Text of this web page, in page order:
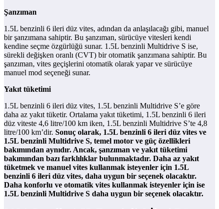
Şanzıman
1.5L benzinli 6 ileri düz vites, adından da anlaşılacağı gibi, manuel
bir şanzımana sahiptir. Bu şanzıman, sürücüye vitesleri kendi
kendine seçme özgürlüğü sunar. 1.5L benzinli Multidrive S ise,
sürekli değişken oranlı (CVT) bir otomatik şanzımana sahiptir. Bu
şanzıman, vites geçişlerini otomatik olarak yapar ve sürücüye
manuel mod seçeneği sunar.
Yakıt tüketimi
1.5L benzinli 6 ileri düz vites, 1.5L benzinli Multidrive S’e göre
daha az yakıt tüketir. Ortalama yakıt tüketimi, 1.5L benzinli 6 ileri
düz viteste 4,6 litre/100 km iken, 1.5L benzinli Multidrive S’te 4,8
litre/100 km’dir. Sonuç olarak, 1.5L benzinli 6 ileri düz vites ve
1.5L benzinli Multidrive S, temel motor ve güç özellikleri
bakımından aynıdır. Ancak, şanzıman ve yakıt tüketimi
bakımından bazı farklılıklar bulunmaktadır. Daha az yakıt
tüketmek ve manuel vites kullanmak isteyenler için 1.5L
benzinli 6 ileri düz vites, daha uygun bir seçenek olacaktır.
Daha konforlu ve otomatik vites kullanmak isteyenler için ise
1.5L benzinli Multidrive S daha uygun bir seçenek olacaktır.